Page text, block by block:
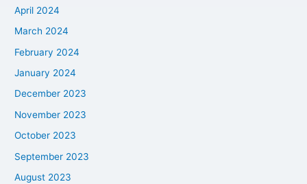
April 2024
March 2024
February 2024
January 2024
December 2023
November 2023
October 2023
September 2023
August 2023